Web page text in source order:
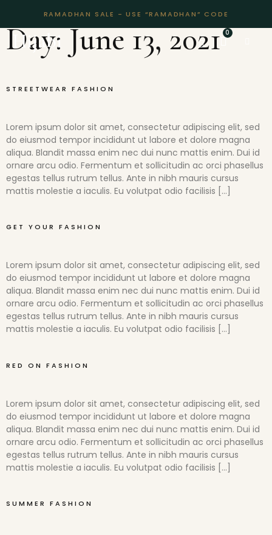
RAMADHAN SALE - USE “RAMADHAN” CODE
Hijabi
Day:June 13, 2021
STREETWEAR FASHION
Lorem ipsum dolor sit amet, consectetur adipiscing elit, sed
do eiusmod tempor incididunt ut labore et dolore magna
aliqua. Blandit massa enim nec dui nunc mattis enim. Dui id
ornare arcu odio. Fermentum et sollicitudin ac orci phasellus
egestas tellus rutrum tellus. Ante in nibh mauris cursus
mattis molestie a iaculis. Eu volutpat odio facilisis […]
GET YOUR FASHION
Lorem ipsum dolor sit amet, consectetur adipiscing elit, sed
do eiusmod tempor incididunt ut labore et dolore magna
aliqua. Blandit massa enim nec dui nunc mattis enim. Dui id
ornare arcu odio. Fermentum et sollicitudin ac orci phasellus
egestas tellus rutrum tellus. Ante in nibh mauris cursus
mattis molestie a iaculis. Eu volutpat odio facilisis […]
RED ON FASHION
Lorem ipsum dolor sit amet, consectetur adipiscing elit, sed
do eiusmod tempor incididunt ut labore et dolore magna
aliqua. Blandit massa enim nec dui nunc mattis enim. Dui id
ornare arcu odio. Fermentum et sollicitudin ac orci phasellus
egestas tellus rutrum tellus. Ante in nibh mauris cursus
mattis molestie a iaculis. Eu volutpat odio facilisis […]
SUMMER FASHION